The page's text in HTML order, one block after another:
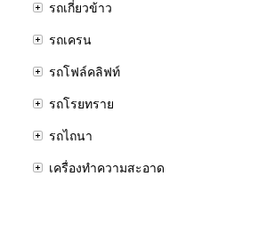
รถเกี่ยวข้าว
รถเครน
รถโฟล์คลิฟท์
รถโรยทราย
รถไถนา
เครื่องทำความสะอาด